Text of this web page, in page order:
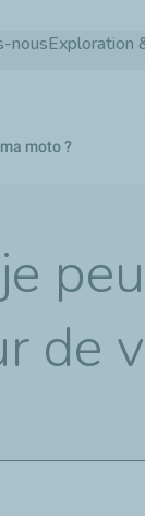
nousExploration
moto ?
de